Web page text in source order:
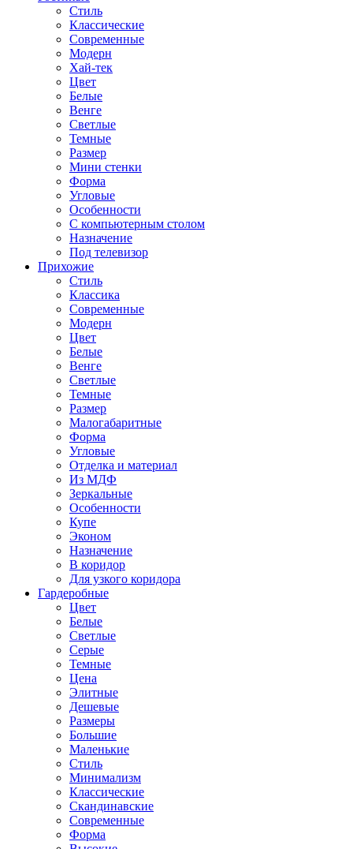
Стиль
Классические
Современные
Модерн
Хай-тек
Цвет
Белые
Венге
Светлые
Темные
Размер
Мини стенки
Форма
Угловые
Особенности
С компьютерным столом
Назначение
Под телевизор
Прихожие
Стиль
Классика
Современные
Модерн
Цвет
Белые
Венге
Светлые
Темные
Размер
Малогабаритные
Форма
Угловые
Отделка и материал
Из МДФ
Зеркальные
Особенности
Купе
Эконом
Назначение
В коридор
Для узкого коридора
Гардеробные
Цвет
Белые
Светлые
Серые
Темные
Цена
Элитные
Дешевые
Размеры
Большие
Маленькие
Стиль
Минимализм
Классические
Скандинавские
Современные
Форма